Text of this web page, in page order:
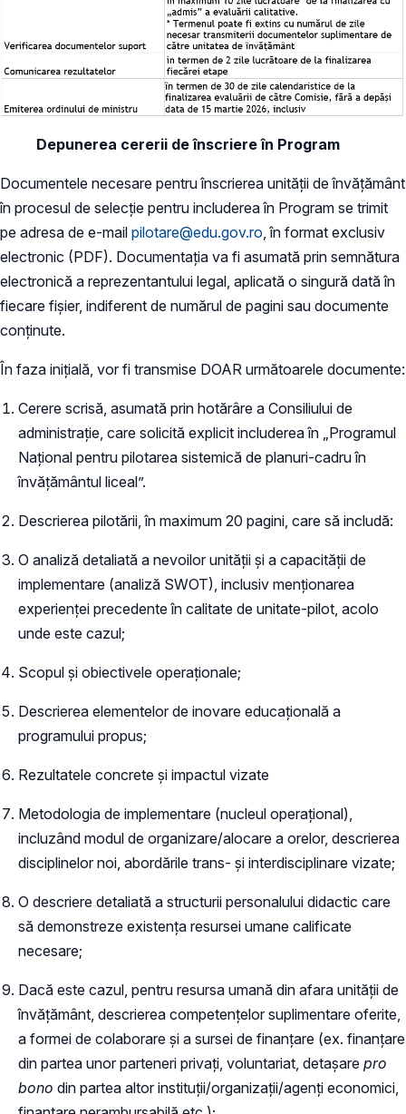
Depunerea cererii de înscriere în Program
Documentele necesare pentru înscrierea unității de învățământ
în procesul de selecție pentru includerea în Program se trimit
pe adresa de e-mail pilotare@edu.gov.ro, în format exclusiv
electronic (PDF). Documentația va fi asumată prin semnătura
electronică a reprezentantului legal, aplicată o singură dată în
fiecare fișier, indiferent de numărul de pagini sau documente
conținute.
În faza inițială, vor fi transmise DOAR următoarele documente:
Cerere scrisă, asumată prin hotărâre a Consiliului de
administrație, care solicită explicit includerea în „Programul
Național pentru pilotarea sistemică de planuri-cadru în
învățământul liceal”.
Descrierea pilotării, în maximum 20 pagini, care să includă:
O analiză detaliată a nevoilor unității și a capacității de
implementare (analiză SWOT), inclusiv menționarea
experienței precedente în calitate de unitate-pilot, acolo
unde este cazul;
Scopul și obiectivele operaționale;
Descrierea elementelor de inovare educațională a
programului propus;
Rezultatele concrete și impactul vizate
Metodologia de implementare (nucleul operațional),
incluzând modul de organizare/alocare a orelor, descrierea
disciplinelor noi, abordările trans- și interdisciplinare vizate;
O descriere detaliată a structurii personalului didactic care
să demonstreze existența resursei umane calificate
necesare;
Dacă este cazul, pentru resursa umană din afara unității de
învățământ, descrierea competențelor suplimentare oferite,
a formei de colaborare și a sursei de finanțare (ex. finanțare
din partea unor parteneri privați, voluntariat, detașare pro
bono din partea altor instituții/organizații/agenți economici,